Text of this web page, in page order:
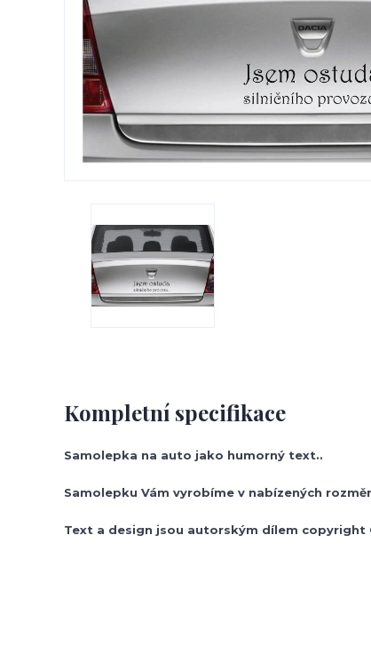
Kompletní specifikace
Samolepka na auto jako humorný text..
Samolepku Vám vyrobíme v nabízených
Text a design jsou autorským dílem copyright